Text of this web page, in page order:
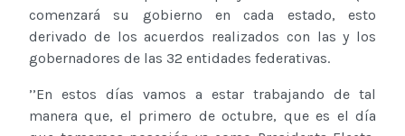
comenzará su gobierno en cada estado, esto
derivado de los acuerdos realizados con las y los
gobernadores de las 32 entidades federativas.
’’En estos días vamos a estar trabajando de tal
manera que, el primero de octubre, que es el día